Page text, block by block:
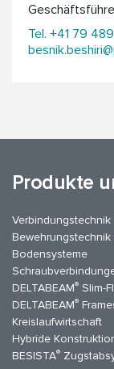
Tel. +41 79
Produkte
Verbindungstechnik
Bewehrungstechnik
Bodensysteme
DELTABEAM® Slim-
DELTABEAM®
Kreislaufwirtschaft
Hybride
BESISTA®